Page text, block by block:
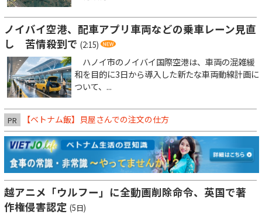
ノイバイ空港、配車アプリ車両などの乗車レーン見直
し 苦情殺到で (2:15)
ハノイ市のノイバイ国際空港は、車両の混雑緩
和を目的に3日から導入した新たな車両動線計画に
ついて、...
PR 【ベトナム飯】貝屋さんでの注文の仕方
越アニメ「ウルフー」に全動画削除命令、英国で著
作権侵害認定 (5日)